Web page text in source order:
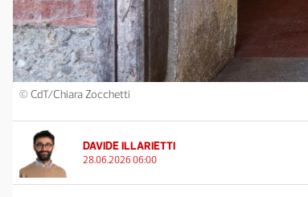
© CdT/Chiara Zocchetti
DAVIDE ILLARIETTI
28.06.2026 06:00